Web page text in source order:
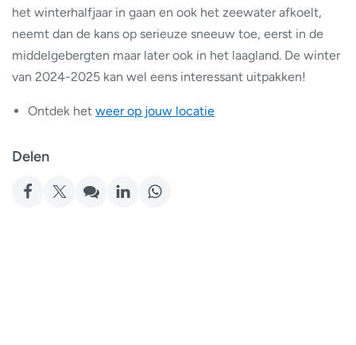
het winterhalfjaar in gaan en ook het zeewater afkoelt,
neemt dan de kans op serieuze sneeuw toe, eerst in de
middelgebergten maar later ook in het laagland. De winter
van 2024-2025 kan wel eens interessant uitpakken!
Ontdek het weer op jouw locatie
Delen